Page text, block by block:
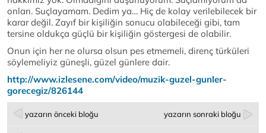
onları. Suçlayamam. Dedim ya… Hiç de kolay verilebilecek bir
karar değil. Zayıf bir kişiliğin sonucu olabileceği gibi, tam
tersine oldukça güçlü bir kişiliğin göstergesi de olabilir.
Onun için her ne olursa olsun pes etmemeli, direnç türküleri
söylemeliyiz güneşli, güzel günlere dair.
http://www.izlesene.com/video/muzik-guzel-gunler-
gorecegiz/826144
yazarın önceki bloğu yazarın sonraki bloğu